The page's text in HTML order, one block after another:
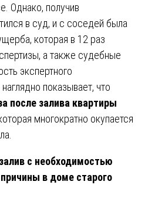
Однако, получив
в суд, и с соседей была
которая в 12 раз
а также судебные
экспертного
показывает, что
после залива квартиры
многократно окупается
с необходимостью
в доме старого